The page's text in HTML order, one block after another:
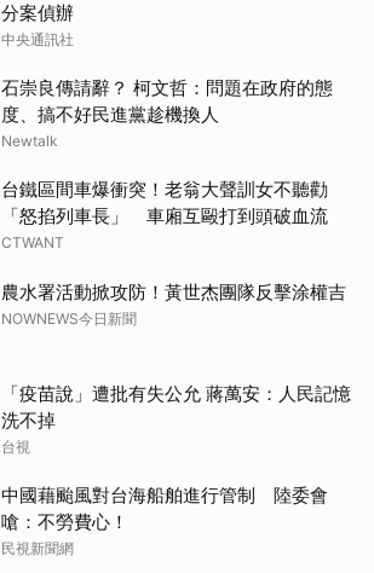
分案偵辦
中央通訊社
石崇良傳請辭？ 柯文哲：問題在政府的態
度、搞不好民進黨趁機換人
Newtalk
台鐵區間車爆衝突！老翁大聲訓女不聽勸
「怒掐列車長」 車廂互毆打到頭破血流
CTWANT
農水署活動掀攻防！黃世杰團隊反擊涂權吉
NOWNEWS今日新聞
「疫苗說」遭批有失公允 蔣萬安：人民記憶
洗不掉
台視
中國藉颱風對台海船舶進行管制 陸委會
嗆：不勞費心！
民視新聞網